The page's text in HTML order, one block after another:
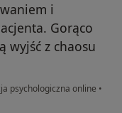
i
Gorąco
wyjść z chaosu
psychologiczna online •